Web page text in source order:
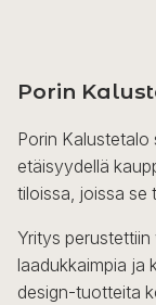
Porin
Porin Kalustetalo
etäisyydellä
tiloissa, joissa se
Yritys perustettiin
laadukkaimpia ja
design-tuotteita